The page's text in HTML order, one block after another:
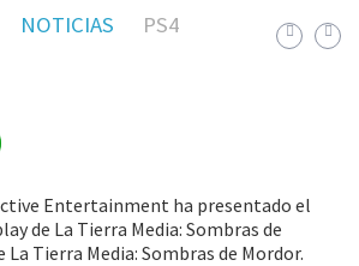
NOTICIAS PS4
Entertainment ha presentado el
de La Tierra Media: Sombras de
La Tierra Media: Sombras de Mordor.